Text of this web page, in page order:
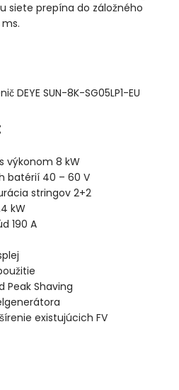
siete prepína do záložného
výkonom 8 kW
batérií 40 – 60 V
stringov 2+2
kW
190 A
Peak Shaving
existujúcich FV